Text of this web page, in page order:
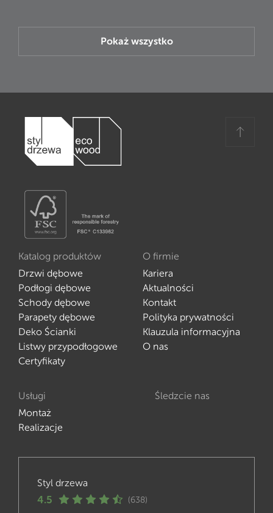
Pokaż wszystko
Katalog produktów
Drzwi dębowe
Podłogi dębowe
Schody dębowe
Parapety dębowe
Deko Ścianki
Listwy przypodłogowe
Certyfikaty
O firmie
Kariera
Aktualności
Kontakt
Polityka prywatności
Klauzula informacyjna
O nas
Usługi
Montaż
Realizacje
Śledzcie nas
Styl drzewa
4.5 (638)